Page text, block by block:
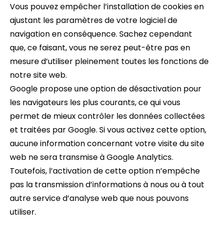
Vous pouvez empêcher l’installation de cookies en
ajustant les paramètres de votre logiciel de
navigation en conséquence. Sachez cependant
que, ce faisant, vous ne serez peut-être pas en
mesure d’utiliser pleinement toutes les fonctions de
notre site web.
Google propose une option de désactivation pour
les navigateurs les plus courants, ce qui vous
permet de mieux contrôler les données collectées
et traitées par Google. Si vous activez cette option,
aucune information concernant votre visite du site
web ne sera transmise à Google Analytics.
Toutefois, l’activation de cette option n’empêche
pas la transmission d’informations à nous ou à tout
autre service d’analyse web que nous pouvons
utiliser.